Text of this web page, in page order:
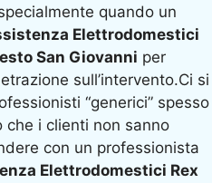
quando un
Elettrodomestici
San Giovanni per
sull’intervento.Ci si
“generici” spesso
i clienti non sanno
con un professionista
Elettrodomestici Rex